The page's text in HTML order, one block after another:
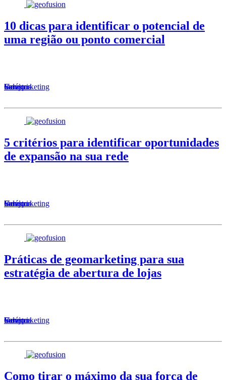
10 dicas para identificar o potencial de
uma região ou ponto comercial
Serviços
Varejo
Geomarketing
Indústria
5 critérios para identificar oportunidades
de expansão na sua rede
Serviços
Varejo
Geomarketing
Indústria
Práticas de geomarketing para sua
estratégia de abertura de lojas
Serviços
Varejo
Geomarketing
Indústria
Como tirar o máximo da sua força de